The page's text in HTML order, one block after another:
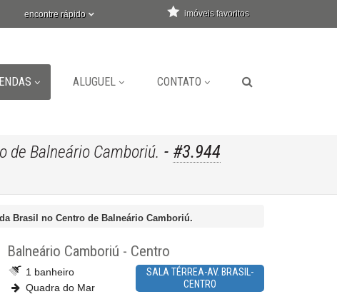
encontre rápido imóveis favoritos
ALUGUEL CONTATO
de Balneário Camboriú. - #3.944
Brasil no Centro de Balneário Camboriú.
Balneário Camboriú - Centro
SALA TÉRREA-AV. BRASIL-
CENTRO
1 banheiro
Quadra do Mar